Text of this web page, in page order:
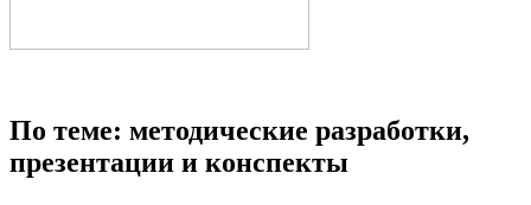
По теме: методические разработки,
презентации и конспекты